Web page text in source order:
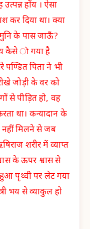
होंय । ऐसा
कर दिया था। क्या
के पास जाऊँ?
कैसे ो गया है
पण्डित पिता ने भी
जोड़ी के वर को
से पीड़ित हो, वह
था। कन्यादान के
नहीं मिलने से जब
शरीर में व्याप्त
के ऊपर श्वास से
हुआ पृथ्वी पर लेट गया
भय से व्याकुल हो